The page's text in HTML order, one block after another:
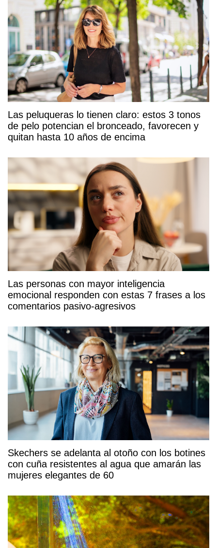
Las peluqueras lo tienen claro: estos 3 tonos
de pelo potencian el bronceado, favorecen y
quitan hasta 10 años de encima
Las personas con mayor inteligencia
emocional responden con estas 7 frases a los
comentarios pasivo-agresivos
Skechers se adelanta al otoño con los botines
con cuña resistentes al agua que amarán las
mujeres elegantes de 60